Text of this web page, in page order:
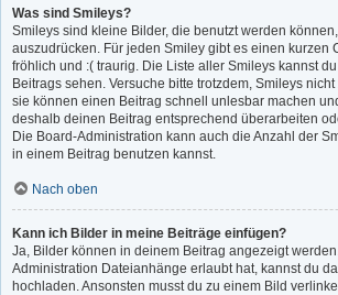
Was sind Smileys?
Smileys sind kleine Bilder, die benutzt werden
auszudrücken. Für jeden Smiley gibt es einen kurzen
fröhlich und :( traurig. Die Liste aller Smileys kannst
Beitrags sehen. Versuche bitte trotzdem, Smileys
sie können einen Beitrag schnell unlesbar machen
deshalb deinen Beitrag entsprechend überarbeiten
Die Board-Administration kann auch die Anzahl der
in einem Beitrag benutzen kannst.
Nach oben
Kann ich Bilder in meine Beiträge einfügen?
Ja, Bilder können in deinem Beitrag angezeigt
Administration Dateianhänge erlaubt hat, kannst du
hochladen. Ansonsten musst du zu einem Bild